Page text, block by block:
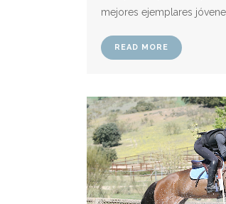
mejores ejemplares
READ MORE